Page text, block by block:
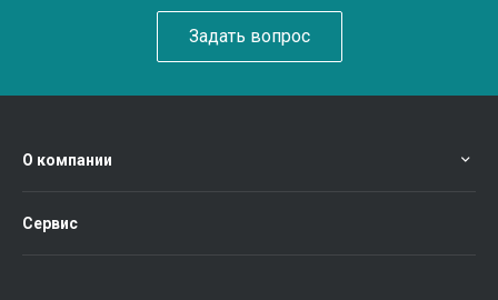
Задать вопрос
О компании
Сервис